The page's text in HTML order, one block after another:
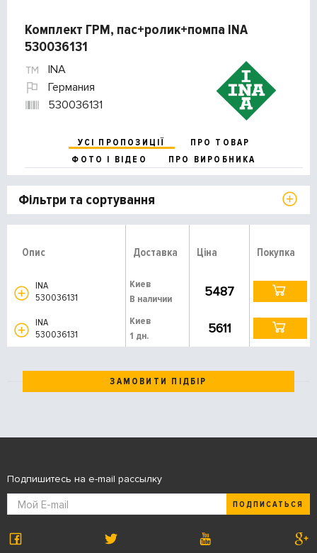
Комплект ГРМ, пас+ролик+помпа INA
530036131
INA
Германия
530036131
УСІ ПРОПОЗИЦІЇ
ПРО ТОВАР
ФОТО І ВІДЕО
ПРО ВИРОБНИКА
Фільтри та сортування
Опис Доставка Ціна Покупка
INA
530036131
Киев
В наличии
5487
INA
530036131
Киев
1 дн.
5611
ЗАМОВИТИ ПІДБІР
Подпишитесь на e-mail рассылку
ПОДПИСАТЬСЯ